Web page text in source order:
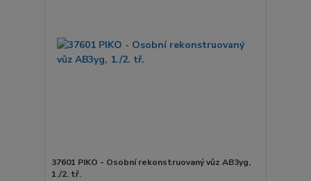
37601 PIKO - Osobní rekonstruovaný vůz AB3yg,
1./2. tř.